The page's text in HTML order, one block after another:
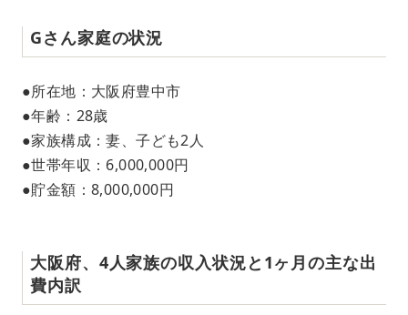
Gさん家庭の状況
●所在地：大阪府豊中市
●年齢：28歳
●家族構成：妻、子ども2人
●世帯年収：6,000,000円
●貯金額：8,000,000円
大阪府、4人家族の収入状況と1ヶ月の主な出
費内訳